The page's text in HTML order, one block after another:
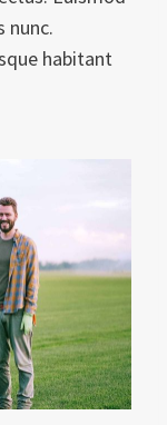
nunc.
habitant